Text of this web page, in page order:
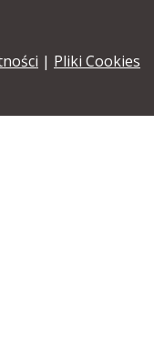
| Pliki Cookies